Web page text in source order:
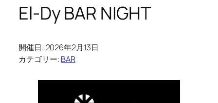
El-Dy BAR NIGHT
開催日: 2026年2月13日
カテゴリー: BAR